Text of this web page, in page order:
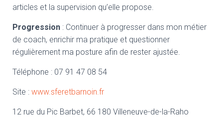
articles et la supervision qu’elle propose.
Progression : Continuer à progresser dans mon métier
de coach, enrichir ma pratique et questionner
régulièrement ma posture afin de rester ajustée.
Téléphone : 07 91 47 08 54
Site : www.sferetbarnoin.fr
12 rue du Pic Barbet, 66 180 Villeneuve-de-la-Raho